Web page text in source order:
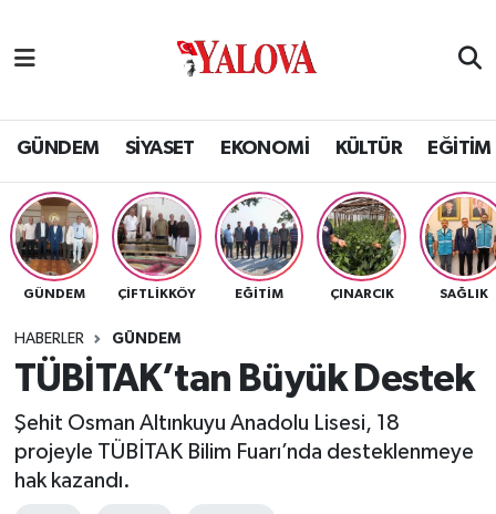
GÜNDEM SİYASET EKONOMİ KÜLTÜR EĞİTİM
GÜNDEM ÇİFTLİKKÖY EĞİTİM ÇINARCIK SAĞLIK
HABERLER GÜNDEM
TÜBİTAK’tan Büyük Destek
Şehit Osman Altınkuyu Anadolu Lisesi, 18
projeyle TÜBİTAK Bilim Fuarı’nda desteklenmeye
hak kazandı.
SİYASET
EKONOMİ
KÜLTÜR
BİLİM VE TEKNOLOJİ
ASAYİŞ
SAĞLIK
Yalova Nöbetçi Eczaneler
Yalova Hava Durumu
Yalova Namaz Vakitleri
Yalova Trafik Yoğunluk Haritası
Tüm Manşetler
Son Dakika Haberleri
Haber Arşivi